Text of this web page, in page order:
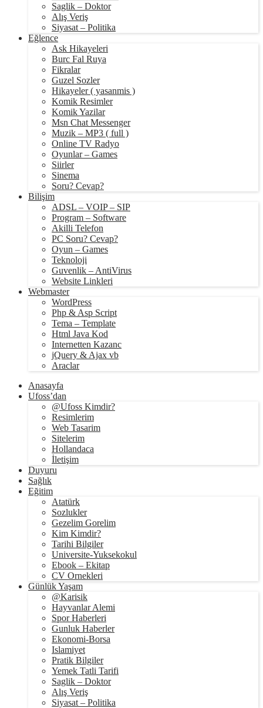
Saglik – Doktor
Alış Veriş
Siyasat – Politika
Eğlence
Ask Hikayeleri
Burc Fal Ruya
Fikralar
Guzel Sozler
Hikayeler ( yasanmis )
Komik Resimler
Komik Yazilar
Msn Chat Messenger
Muzik – MP3 ( full )
Online TV Radyo
Oyunlar – Games
Siirler
Sinema
Soru? Cevap?
Bilişim
ADSL – VOIP – SIP
Program – Software
Akilli Telefon
PC Soru? Cevap?
Oyun – Games
Teknoloji
Guvenlik – AntiVirus
Website Linkleri
Webmaster
WordPress
Php & Asp Script
Tema – Template
Html Java Kod
Internetten Kazanc
jQuery & Ajax vb
Araclar
Anasayfa
Ufoss’dan
@Ufoss Kimdir?
Resimlerim
Web Tasarim
Sitelerim
Hollandaca
İletişim
Duyuru
Sağlık
Eğitim
Atatürk
Sozlukler
Gezelim Gorelim
Kim Kimdir?
Tarihi Bilgiler
Universite-Yuksekokul
Ebook – Ekitap
CV Ornekleri
Günlük Yaşam
@Karisik
Hayvanlar Alemi
Spor Haberleri
Gunluk Haberler
Ekonomi-Borsa
Islamiyet
Pratik Bilgiler
Yemek Tatli Tarifi
Saglik – Doktor
Alış Veriş
Siyasat – Politika